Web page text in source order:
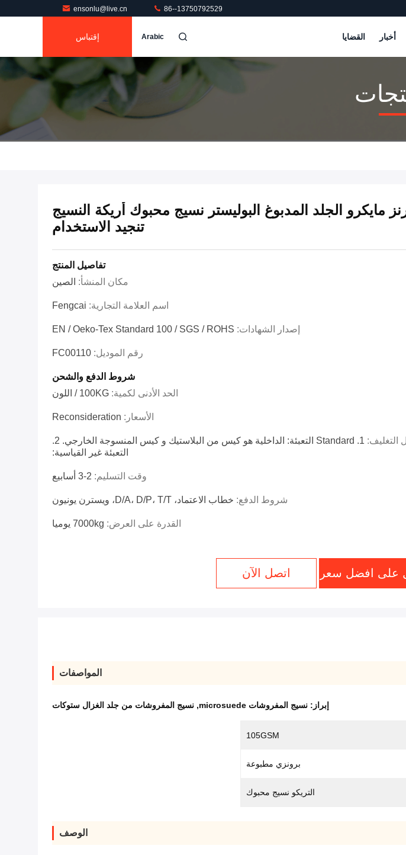
ensonlu@live.cn 86--13750792529
أخبار القضايا Arabic إقتباس
مايكرو الجلد المدبوغ البوليستر نسيج محبوك أريكة النسيج
تنجيد الاستخدام
تفاصيل المنتج
مكان المنشأ: الصين
اسم العلامة التجارية: Fengcai
إصدار الشهادات: EN / Oeko-Tex Standard 100 / SGS / ROHS
رقم الموديل: FC00110
شروط الدفع والشحن
الحد الأدنى لكمية: 100KG / اللون
الأسعار: Reconsideration
التغليف:
1. Standard التعبئة: الداخلية هو كيس من البلاستيك و كيس المنسوجة الخارجي. 2.
التعبئة غير القياسية:
وقت التسليم: 2-3 أسابيع
شروط الدفع: خطاب الاعتماد، D/A، D/P، T/T، ويسترن يونيون
القدرة على العرض: 7000kg يوميا
على افضل سعر اتصل الآن
المواصفات
إبراز: نسيج المفروشات microsuede , نسيج المفروشات من جلد الغزال ستوكات
105GSM
برونزي مطبوعة
التريكو نسيج محبوك
الوصف